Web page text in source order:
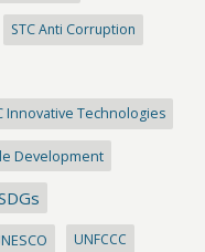
STC Anti Corruption
Innovative Technologies
Development
UNFCCC